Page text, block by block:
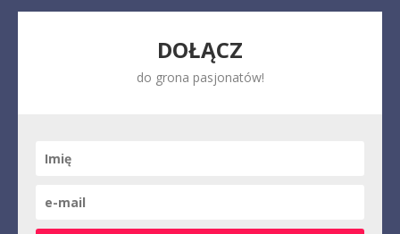
DOŁĄCZ
do grona pasjonatów!